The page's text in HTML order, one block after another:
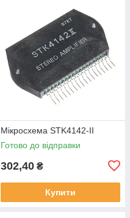
Мікросхема STK4142-II
Готово до відправки
302,40 ₴
Купити